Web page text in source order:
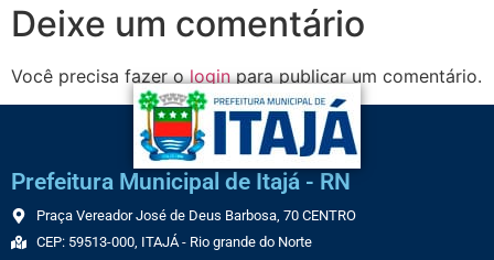
Deixe um comentário
Você precisa fazer ologinpara publicar um comentário.
Prefeitura Municipal de Itajá - RN
Praça Vereador José de Deus Barbosa, 70 CENTRO
CEP: 59513-000, ITAJÁ - Rio grande do Norte